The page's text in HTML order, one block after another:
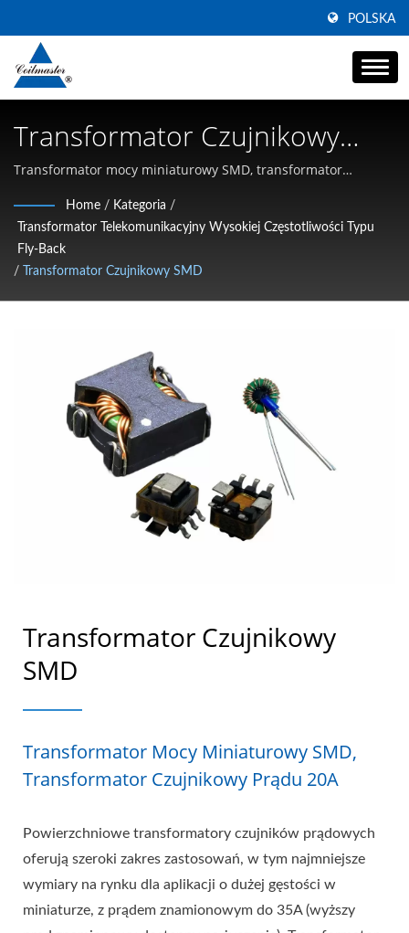
POLSKA
Transformator Czujnikowy
SMD | Producent Induktorów
Mocy O Wysokim Prądzie |
Coilmaster Electronics
Transformator mocy miniaturowy SMD, transformator
o wysokim prądzie, dławikach wspólnomodeowych i
magnetykach wysokoczęstotliwościowych
Home / Kategoria /
Transformator Telekomunikacyjny Wysokiej Częstotliwości Typu
Fly-Back
/
Transformator Czujnikowy SMD
Transformator Czujnikowy
SMD
Transformator Mocy Miniaturowy SMD,
Transformator Czujnikowy Prądu 20A
Powierzchniowe transformatory czujników prądowych
oferują szeroki zakres zastosowań, w tym najmniejsze
wymiary na rynku dla aplikacji o dużej gęstości w
miniaturze, z prądem znamionowym do 35A (wyższy